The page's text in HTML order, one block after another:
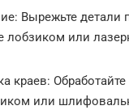
Вырежьте детали
лобзиком или
краев:
или